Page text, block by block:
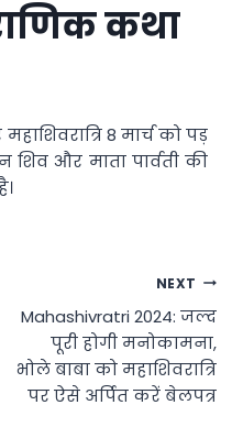
कथा
8 मार्च को पड़
और माता पार्वती की
NEXT
Mahashivratri 2024: जल्द
पूरी होगी मनोकामना,
भोले बाबा को महाशिवरात्रि
पर ऐसे अर्पित करें बेलपत्र